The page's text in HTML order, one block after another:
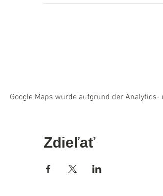
Google Maps wurde aufgrund der
Zdieľať